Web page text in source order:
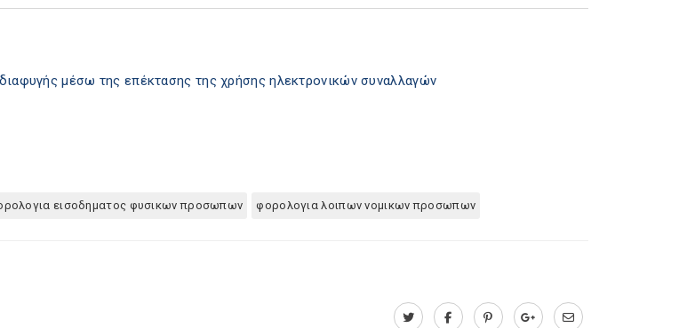
μέσω της επέκτασης της χρήσης ηλεκτρονικών συναλλαγών
εισοδηματος φυσικων προσωπων φορολογια λοιπων νομικων προσωπων